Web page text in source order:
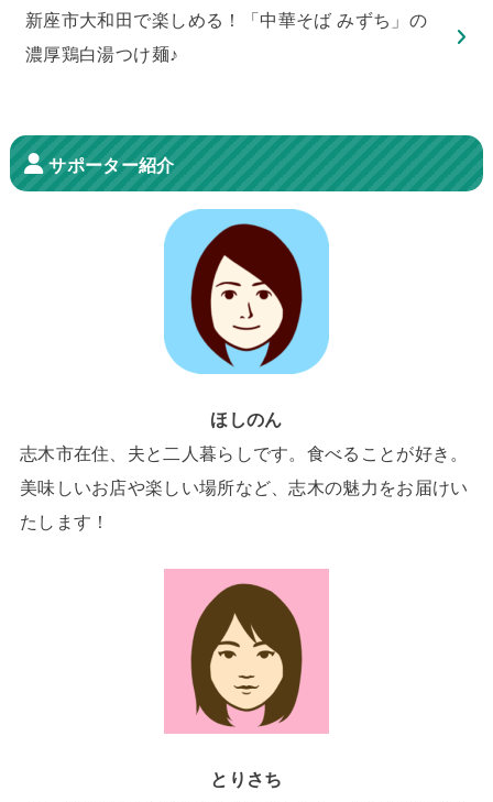
新座市大和田で楽しめる！「中華そば みずち」の
濃厚鶏白湯つけ麺♪
サポーター紹介
ほしのん
志木市在住、夫と二人暮らしです。食べることが好き。
美味しいお店や楽しい場所など、志木の魅力をお届けい
たします！
とりさち